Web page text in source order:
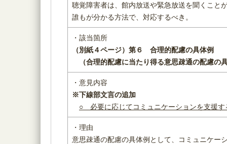
聴覚障害者は、館内放送や緊急放送を聞くこと
誰もが分かる方法で、対応するべき。
・該当箇所
（別紙４ページ） 第６ 合理的配慮の具体例
（合理的配慮に当たり得る意思疎通の配慮の
・意見内容
※下線部文言の追加
○ 必要に応じてコミュニケーションを支援
・理由
意思疎通の配慮の具体例として、コミュニケー